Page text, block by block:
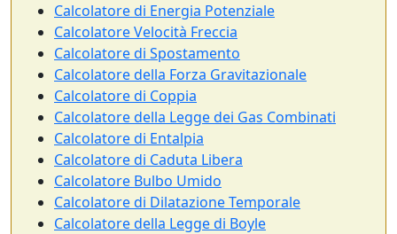
Calcolatore di Energia Potenziale
Calcolatore Velocità Freccia
Calcolatore di Spostamento
Calcolatore della Forza Gravitazionale
Calcolatore di Coppia
Calcolatore della Legge dei Gas Combinati
Calcolatore di Entalpia
Calcolatore di Caduta Libera
Calcolatore Bulbo Umido
Calcolatore di Dilatazione Temporale
Calcolatore della Legge di Boyle